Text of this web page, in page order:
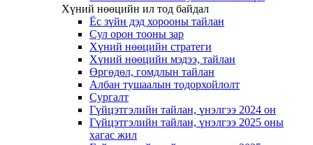
Хүний нөөцийн ил тод байдал
Ёс зүйн дэд хорооны тайлан
Сул орон тооны зар
Хүний нөөцийн стратеги
Хүний нөөцийн мэдээ, тайлан
Өргөдөл, гомдлын тайлан
Албан тушаалын тодорхойлолт
Сургалт
Гүйцэтгэлийн тайлан, үнэлгээ 2024 он
Гүйцэтгэлийн тайлан, үнэлгээ 2025 оны
хагас жил